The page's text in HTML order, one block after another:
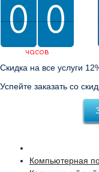
0
0 0
0
часов
Скидка на все услуги
Успейте заказать со
Компьютерная